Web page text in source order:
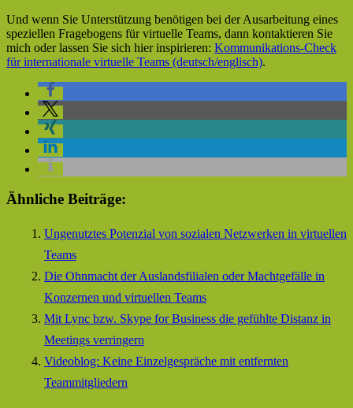
Und wenn Sie Unterstützung benötigen bei der Ausarbeitung eines
speziellen Fragebogens für virtuelle Teams, dann kontaktieren Sie
mich oder lassen Sie sich hier inspirieren: Kommunikations-Check
für internationale virtuelle Teams (deutsch/englisch).
Ähnliche Beiträge:
Ungenutztes Potenzial von sozialen Netzwerken in virtuellen
Teams
Die Ohnmacht der Auslandsfilialen oder Machtgefälle in
Konzernen und virtuellen Teams
Mit Lync bzw. Skype for Business die gefühlte Distanz in
Meetings verringern
Videoblog: Keine Einzelgespräche mit entfernten
Teammitgliedern